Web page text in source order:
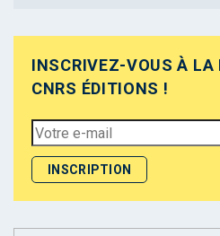
INSCRIVEZ-VOUS À LA
CNRS ÉDITIONS !